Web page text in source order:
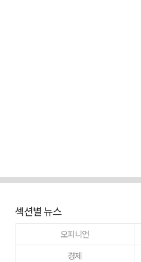
섹션별 뉴스
오피니언
경제